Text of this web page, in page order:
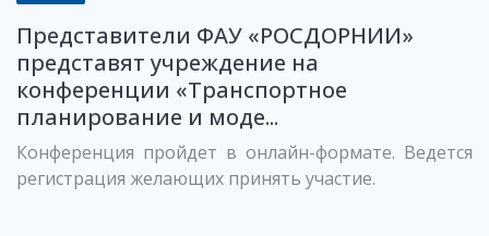
Представители ФАУ «РОСДОРНИИ»
представят учреждение на
конференции «Транспортное
планирование и моде...
Конференция пройдет в онлайн-формате. Ведется
регистрация желающих принять участие.